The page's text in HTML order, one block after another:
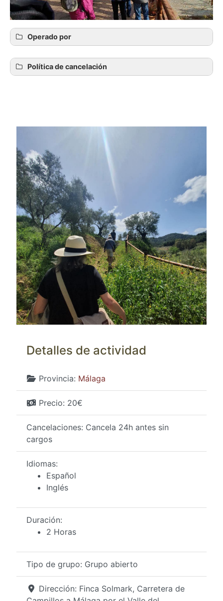
Operado por
Política de cancelación
Detalles de actividad
Provincia: Málaga
Precio: 20€
Cancelaciones: Cancela 24h antes sin
cargos
Idiomas:
Español
Inglés
Duración:
2 Horas
Tipo de grupo: Grupo abierto
Dirección: Finca Solmark, Carretera de